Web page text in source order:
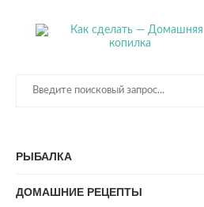
РЫБАЛКА
ДОМАШНИЕ РЕЦЕПТЫ